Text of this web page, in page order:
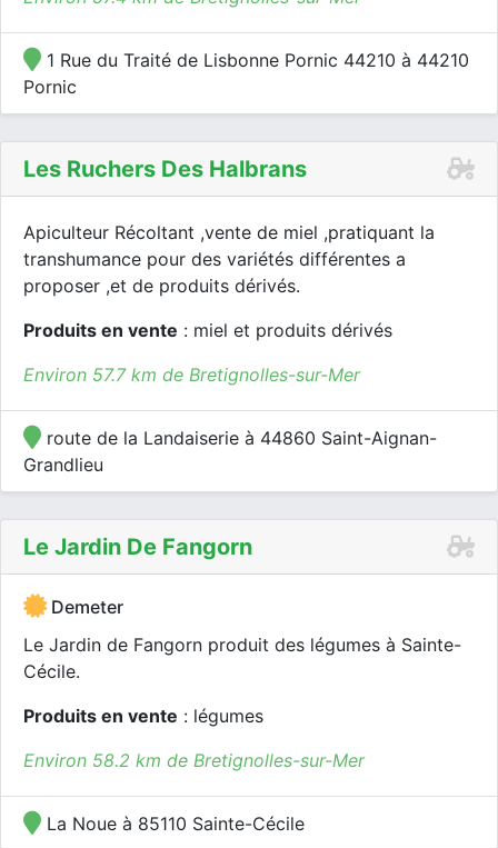
1 Rue du Traité de Lisbonne Pornic 44210 à 44210
Pornic
Les Ruchers Des Halbrans
Apiculteur Récoltant ,vente de miel ,pratiquant la
transhumance pour des variétés différentes a
proposer ,et de produits dérivés.
Produits en vente : miel et produits dérivés
Environ 57.7 km de Bretignolles-sur-Mer
route de la Landaiserie à 44860 Saint-Aignan-
Grandlieu
Le Jardin De Fangorn
Demeter
Le Jardin de Fangorn produit des légumes à Sainte-
Cécile.
Produits en vente : légumes
Environ 58.2 km de Bretignolles-sur-Mer
La Noue à 85110 Sainte-Cécile